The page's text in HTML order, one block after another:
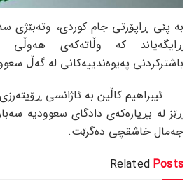
بە پێی ڕاپۆرتی جام کوردی، وتەبێژی
ڕایگەیاند کە وڵاتەکەی هەوڵی
باشترکردنی پەیوەندییەکانی لە گەڵ
ئیبراهیم کاڵین بە ئاژانسی
ڕێز لە بڕیارەکەی دادگای سعوودیە
جەمال خاشقچی دەگرێت.
Related Posts